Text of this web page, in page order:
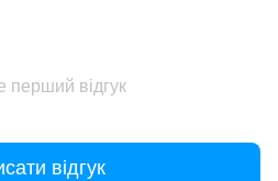
перший відгук
відгук